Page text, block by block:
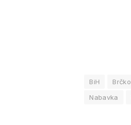
BiH Brčko
Nabavka